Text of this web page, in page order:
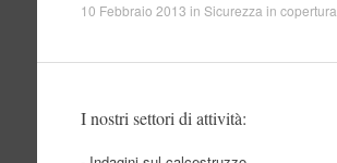
10 Febbraio 2013 in Sicurezza in copertura
I nostri settori di attività: